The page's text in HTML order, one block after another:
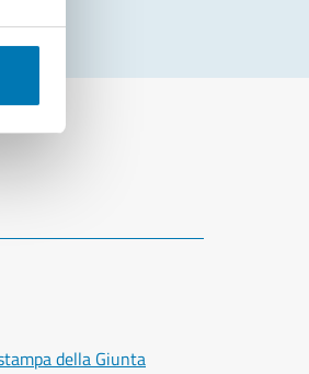
della Giunta